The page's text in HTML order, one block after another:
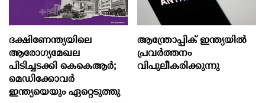
ദക്ഷിണേന്ത്യയിലെ
ആരോഗ്യമേഖല
പിടിച്ചടക്കി കെകെആർ;
മെഡിക്കോവർ
ഇന്ത്യയെയും ഏറ്റെടുത്തു
ആന്ത്രോപ്പിക് ഇന്ത്യയില്‍
പ്രവര്‍ത്തനം
വിപുലീകരിക്കുന്നു